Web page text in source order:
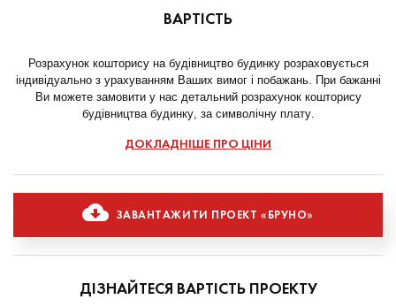
ВАРТІСТЬ
Розрахунок кошторису на будівництво будинку розраховується
індивідуально з урахуванням Ваших вимог і побажань. При бажанні
Ви можете замовити у нас детальний розрахунок кошторису
будівництва будинку, за символічну плату.
ДОКЛАДНІШЕ ПРО ЦІНИ
ЗАВАНТАЖИТИ ПРОЕКТ «БРУНО»
ДІЗНАЙТЕСЯ ВАРТІСТЬ ПРОЕКТУ